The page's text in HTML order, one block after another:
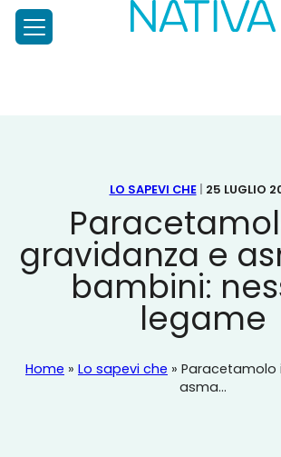
NATIVA
PRENATALE
Test
DNA
fetale
Scopri di più
Nativa, per la mamma
Chiedi allo specialista
Lo sapevi che
LO SAPEVI CHE 25 LUGLIO
gravidanza e
bambini:
legame
Home » Lo sapevi che » Paracetamolo
asma...